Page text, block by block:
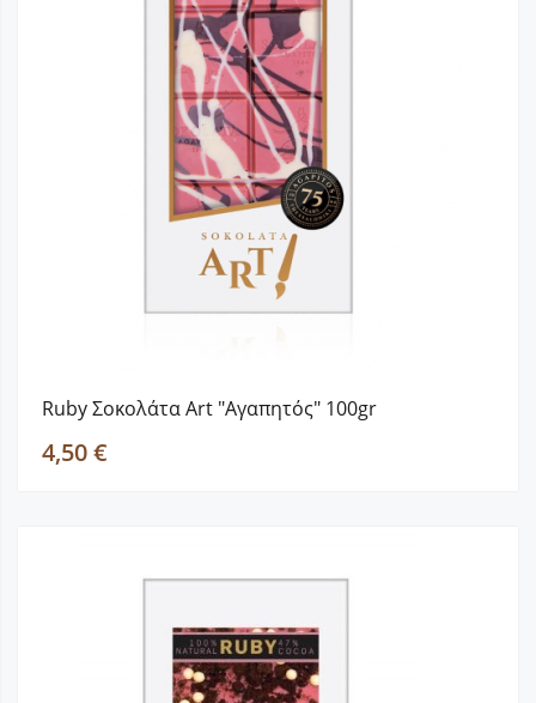
Ruby Σοκολάτα Art "Αγαπητός" 100gr
4,50 €